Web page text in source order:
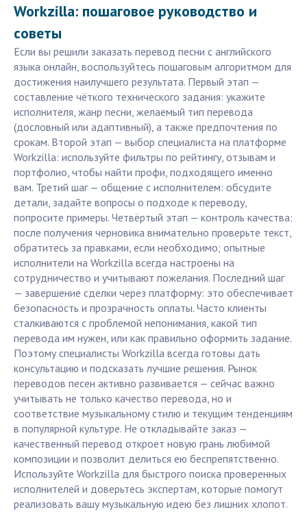
Workzilla: пошаговое руководство и
советы
Если вы решили заказать перевод песни с английского
языка онлайн, воспользуйтесь пошаговым алгоритмом для
достижения наилучшего результата. Первый этап —
составление чёткого технического задания: укажите
исполнителя, жанр песни, желаемый тип перевода
(дословный или адаптивный), а также предпочтения по
срокам. Второй этап — выбор специалиста на платформе
Workzilla: используйте фильтры по рейтингу, отзывам и
портфолио, чтобы найти профи, подходящего именно
вам. Третий шаг — общение с исполнителем: обсудите
детали, задайте вопросы о подходе к переводу,
попросите примеры. Четвёртый этап — контроль качества:
после получения черновика внимательно проверьте текст,
обратитесь за правками, если необходимо; опытные
исполнители на Workzilla всегда настроены на
сотрудничество и учитывают пожелания. Последний шаг
— завершение сделки через платформу: это обеспечивает
безопасность и прозрачность оплаты. Часто клиенты
сталкиваются с проблемой непонимания, какой тип
перевода им нужен, или как правильно оформить задание.
Поэтому специалисты Workzilla всегда готовы дать
консультацию и подсказать лучшие решения. Рынок
переводов песен активно развивается — сейчас важно
учитывать не только качество перевода, но и
соответствие музыкальному стилю и текущим тенденциям
в популярной культуре. Не откладывайте заказ —
качественный перевод откроет новую грань любимой
композиции и позволит делиться ею беспрепятственно.
Используйте Workzilla для быстрого поиска проверенных
исполнителей и доверьтесь экспертам, которые помогут
реализовать вашу музыкальную идею без лишних хлопот.